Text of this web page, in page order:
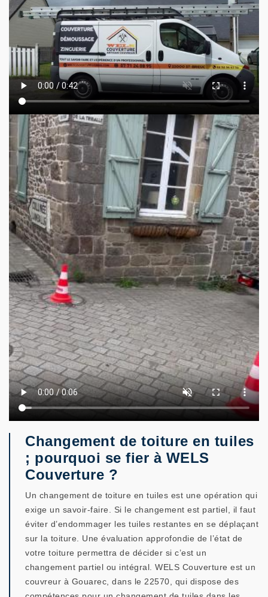
Changement de toiture en tuiles
; pourquoi se fier à WELS
Couverture ?
Un changement de toiture en tuiles est une opération qui
exige un savoir-faire. Si le changement est partiel, il faut
éviter d’endommager les tuiles restantes en se déplaçant
sur la toiture. Une évaluation approfondie de l’état de
votre toiture permettra de décider si c’est un
changement partiel ou intégral. WELS Couverture est un
couvreur à Gouarec, dans le 22570, qui dispose des